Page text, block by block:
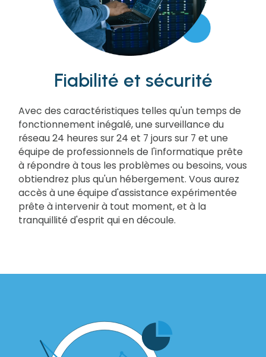
Fiabilité et sécurité
Avec des caractéristiques telles qu'un temps de
fonctionnement inégalé, une surveillance du
réseau 24 heures sur 24 et 7 jours sur 7 et une
équipe de professionnels de l'informatique prête
à répondre à tous les problèmes ou besoins, vous
obtiendrez plus qu'un hébergement. Vous aurez
accès à une équipe d'assistance expérimentée
prête à intervenir à tout moment, et à la
tranquillité d'esprit qui en découle.